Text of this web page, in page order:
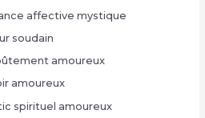
affective mystique
soudain
amoureux
amoureux
spirituel amoureux